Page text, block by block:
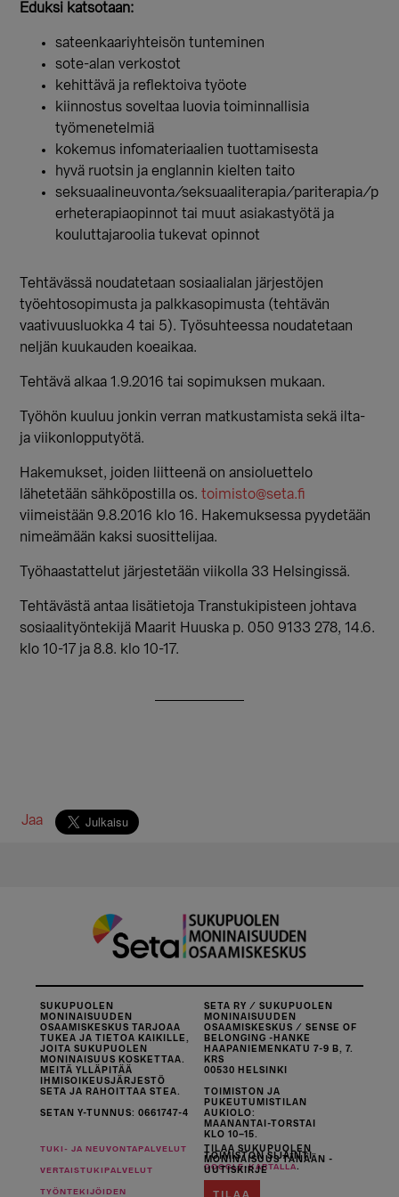
Eduksi katsotaan:
sateenkaariyhteisön tunteminen
sote-alan verkostot
kehittävä ja reflektoiva työote
kiinnostus soveltaa luovia toiminnallisia
työmenetelmiä
kokemus infomateriaalien tuottamisesta
hyvä ruotsin ja englannin kielten taito
seksuaalineuvonta/seksuaaliterapia/pariterapia/p
erheterapiaopinnot tai muut asiakastyötä ja
kouluttajaroolia tukevat opinnot
Tehtävässä noudatetaan sosiaalialan järjestöjen
työehtosopimusta ja palkkasopimusta (tehtävän
vaativuusluokka 4 tai 5). Työsuhteessa noudatetaan
neljän kuukauden koeaikaa.
Tehtävä alkaa 1.9.2016 tai sopimuksen mukaan.
Työhön kuuluu jonkin verran matkustamista sekä ilta-
ja viikonlopputyötä.
Hakemukset, joiden liitteenä on ansioluettelo
lähetetään sähköpostilla os.toimisto@seta.fi
viimeistään 9.8.2016 klo 16. Hakemuksessa pyydetään
nimeämään kaksi suosittelijaa.
Työhaastattelut järjestetään viikolla 33 Helsingissä.
Tehtävästä antaa lisätietoja Transtukipisteen johtava
sosiaalityöntekijä Maarit Huuska p. 050 9133 278, 14.6.
klo 10-17 ja 8.8. klo 10-17.
Jaa
SUKUPUOLEN
MONINAISUUDEN
OSAAMISKESKUS TARJOAA
TUKEA JA TIETOA KAIKILLE,
JOITA SUKUPUOLEN
MONINAISUUS KOSKETTAA.
MEITÄ YLLÄPITÄÄ
IHMISOIKEUSJÄRJESTÖ
SETA JA RAHOITTAA STEA.
SETAN Y-TUNNUS: 0661747-4
SETA RY / SUKUPUOLEN
MONINAISUUDEN
OSAAMISKESKUS / SENSE OF
BELONGING -HANKE
HAAPANIEMENKATU 7-9 B, 7.
KRS
00530 HELSINKI
TOIMISTON JA
PUKEUTUMISTILAN
AUKIOLO:
MAANANTAI-TORSTAI
KLO 10–15.
TOIMISTON SIJAINTI
GOOGLE-KARTALLA
TUKI- JA NEUVONTAPALVELUT
VERTAISTUKIPALVELUT
TYÖNTEKIJÖIDEN
TILAA SUKUPUOLEN
MONINAISUUS TÄNÄÄN -
UUTISKIRJE
TILAA